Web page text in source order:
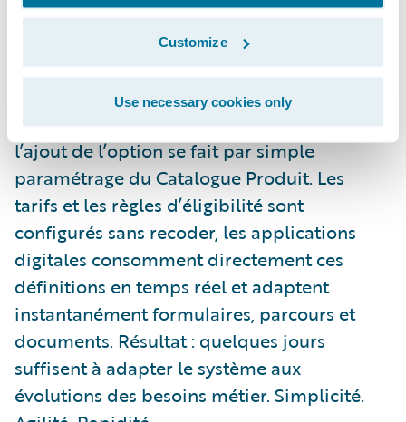
Customize
Use necessary cookies only
A l’inverse, un système cœur moderne
intégrant API-first, microservices, data
model unifié, et surtout une “Product
Factory” paramétrable ; change
radicalement la donne. Dans ce modèle,
l’ajout de l’option se fait par simple
paramétrage du Catalogue Produit. Les
tarifs et les règles d’éligibilité sont
configurés sans recoder, les applications
digitales consomment directement ces
définitions en temps réel et adaptent
instantanément formulaires, parcours et
documents. Résultat : quelques jours
suffisent à adapter le système aux
évolutions des besoins métier. Simplicité.